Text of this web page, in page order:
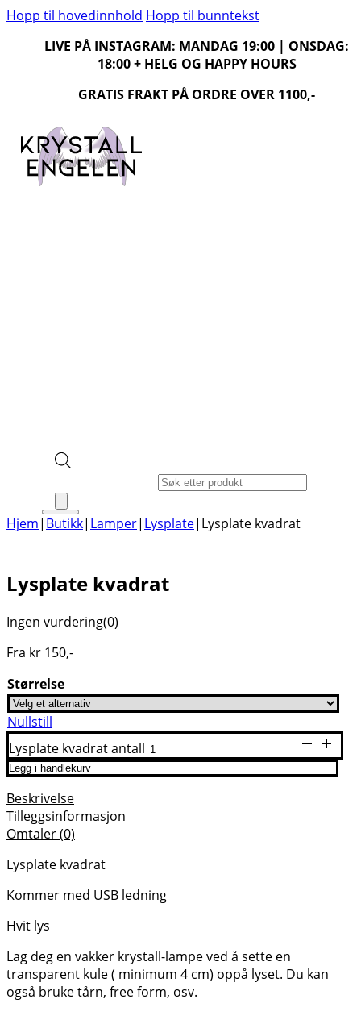
Hopp til hovedinnhold Hopp til bunntekst
LIVE PÅ INSTAGRAM: MANDAG 19:00 | ONSDAG:
18:00 + HELG OG HAPPY HOURS
GRATIS FRAKT PÅ ORDRE OVER 1100,-
Hjem| Butikk| Lamper| Lysplate| Lysplate kvadrat
Lysplate kvadrat
Ingen vurdering(0)
Fra kr 150,-
Størrelse
Nullstill
Lysplate kvadrat antall
Legg i handlekurv
Beskrivelse
Tilleggsinformasjon
Omtaler (0)
Lysplate kvadrat
Kommer med USB ledning
Hvit lys
Lag deg en vakker krystall-lampe ved å sette en
transparent kule ( minimum 4 cm) oppå lyset. Du kan
også bruke tårn, free form, osv.